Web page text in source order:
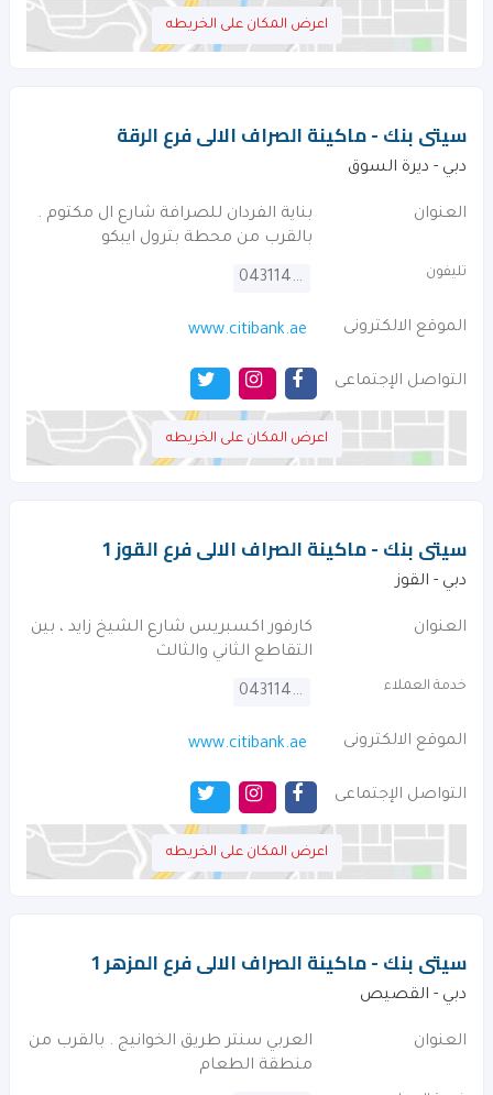
اعرض المكان على الخريطه
سيتى بنك - ماكينة الصراف الالى فرع الرقة
دبي - ديرة السوق
العنوان
بناية الفردان للصرافة شارع ال مكتوم .
بالقرب من محطة بترول ايبكو
تليفون 043114000
الموقع الالكترونى www.citibank.ae
التواصل الإجتماعى
اعرض المكان على الخريطه
سيتى بنك - ماكينة الصراف الالى فرع القوز 1
دبي - القوز
العنوان
كارفور اكسبريس شارع الشيخ زايد ، بين
التقاطع الثاني والثالث
خدمة العملاء 043114000
الموقع الالكترونى www.citibank.ae
التواصل الإجتماعى
اعرض المكان على الخريطه
سيتى بنك - ماكينة الصراف الالى فرع المزهر 1
دبي - القصيص
العنوان
العربي سنتر طريق الخوانيج . بالقرب من
منطقة الطعام